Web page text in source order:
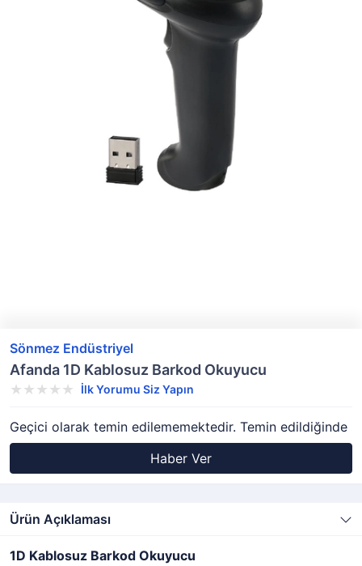
Sönmez Endüstriyel
Afanda 1D Kablosuz Barkod Okuyucu
İlk Yorumu Siz Yapın
Geçici olarak temin edilememektedir. Temin edildiğinde
Haber Ver
Ürün Açıklaması
1D Kablosuz Barkod Okuyucu